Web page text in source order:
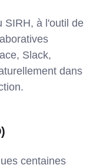
SIRH, à l'outil de
Slack,
dans
centaines